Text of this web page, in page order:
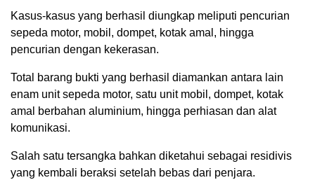
Kasus-kasus yang berhasil diungkap meliputi pencurian
sepeda motor, mobil, dompet, kotak amal, hingga
pencurian dengan kekerasan.
Total barang bukti yang berhasil diamankan antara lain
enam unit sepeda motor, satu unit mobil, dompet, kotak
amal berbahan aluminium, hingga perhiasan dan alat
komunikasi.
Salah satu tersangka bahkan diketahui sebagai residivis
yang kembali beraksi setelah bebas dari penjara.